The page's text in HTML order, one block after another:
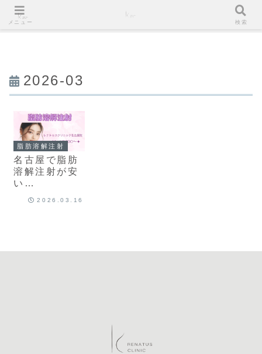
2026-03
脂肪溶解注射
名古屋で脂肪
溶解注射が安
い
2026.03.16
メニュー 検索